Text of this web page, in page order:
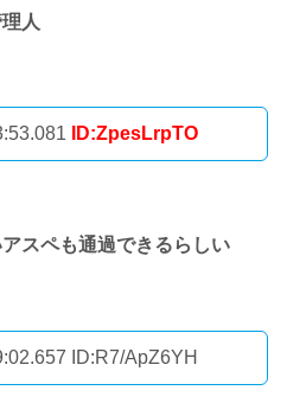
人
ID:ZpesLrpTO
スペも通過できるらしい
ID:R7/ApZ6YH